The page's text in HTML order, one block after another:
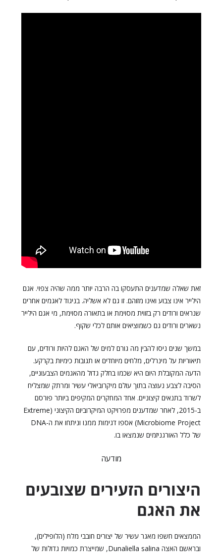
זאת שאלה שמדענים התעסקו בה הרבה יותר ממה שהיה צפוי. אגם
הילייר אינו צבוע ואינו מזוהם. זו גם לא אשליה. בניגוד לאגמים אחרים
שנראים ורודים רק בזווית מסוימת או בתאורה מסוימת, מי אגם הילייר
נשארים ורודים גם כשמוציאים אותם לכלי שקוף.
במשך שנים ניסו להבין מה גורם למים של האגם להיות ורודים, עם
תיאוריות על מינרלים, מלחים מיוחדים או תגובות כימיות בקרקע.
הדעה המקובלת היום היא שכמו בחלק גדול מהאגמים הצבעוניים,
הסיבה לצבע נעוצה בתוך עולם מיקרוביאלי עשיר ומרתק שמצליח
לשרוד בתנאים קיצוניים. אחד המחקרים המקיפים ביותר פורסם
ב-2015, לאחר שמדענים מפרויקט המיקרוביום הקיצוני (Extreme
Microbiome Project) אספו דגימות ממנו וניתחו את ה-DNA
של כלל האורגניזמים שנמצאו בו.
מודעה
היצורים הזעירים שצובעים
את האגם
הממצאים חשפו מאגר עשיר של יצורים חובבי מלח (הלופילים),
ובראשם האצה Dunaliella salina, שמייצרת כמויות גדולות של